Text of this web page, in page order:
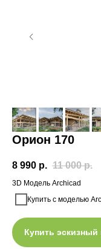
Орион 170
8 990 р. 11 000 р.
3D Модель Archicad
Купить с моделью
Купить эскизный